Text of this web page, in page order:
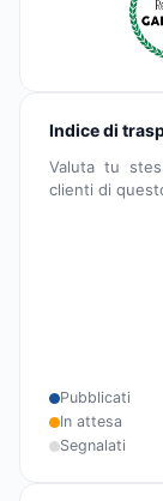
Indice di
Valuta tu
clienti di
Pubblicati
In attesa
Segnalati